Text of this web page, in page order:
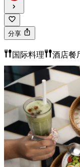
分享
国际料理 酒店餐